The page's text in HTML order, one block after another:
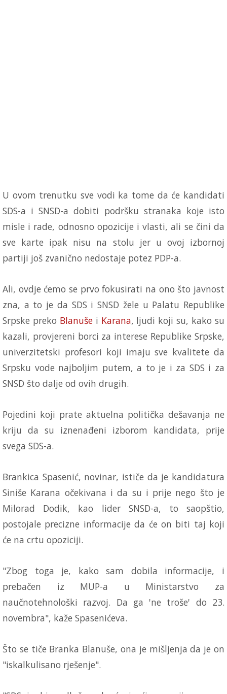
U ovom trenutku sve vodi ka tome da će kandidati
SDS-a i SNSD-a dobiti podršku stranaka koje isto
misle i rade, odnosno opozicije i vlasti, ali se čini da
sve karte ipak nisu na stolu jer u ovoj izbornoj
partiji još zvanično nedostaje potez PDP-a.
Ali, ovdje ćemo se prvo fokusirati na ono što javnost
zna, a to je da SDS i SNSD žele u Palatu Republike
Srpske preko Blanušei Karana, ljudi koji su, kako su
kazali, provjereni borci za interese Republike Srpske,
univerzitetski profesori koji imaju sve kvalitete da
Srpsku vode najboljim putem, a to je i za SDS i za
SNSD što dalje od ovih drugih.
Pojedini koji prate aktuelna politička dešavanja ne
kriju da su iznenađeni izborom kandidata, prije
svega SDS-a.
Brankica Spasenić, novinar, ističe da je kandidatura
Siniše Karana očekivana i da su i prije nego što je
Milorad Dodik, kao lider SNSD-a, to saopštio,
postojale precizne informacije da će on biti taj koji
će na crtu opoziciji.
"Zbog toga je, kako sam dobila informacije, i
prebačen iz MUP-a u Ministarstvo za
naučnotehnološki razvoj. Da ga 'ne troše' do 23.
novembra", kaže Spasenićeva.
Što se tiče Branka Blanuše, ona je mišljenja da je on
"iskalkulisano rješenje".